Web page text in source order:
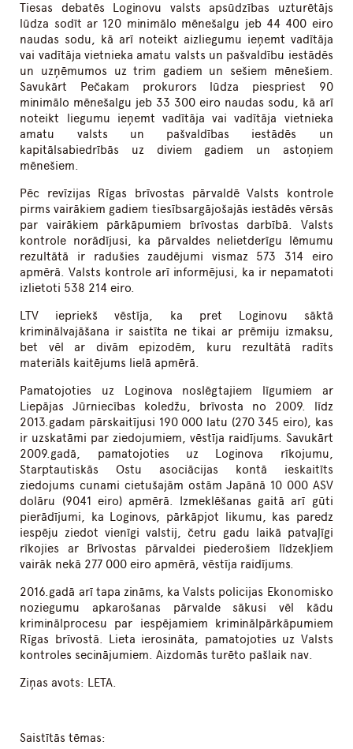
Tiesas debatēs Loginovu valsts apsūdzības uzturētājs
lūdza sodīt ar 120 minimālo mēnešalgu jeb 44 400 eiro
naudas sodu, kā arī noteikt aizliegumu ieņemt vadītāja
vai vadītāja vietnieka amatu valsts un pašvaldību iestādēs
un uzņēmumos uz trim gadiem un sešiem mēnešiem.
Savukārt Pečakam prokurors lūdza piespriest 90
minimālo mēnešalgu jeb 33 300 eiro naudas sodu, kā arī
noteikt liegumu ieņemt vadītāja vai vadītāja vietnieka
amatu valsts un pašvaldības iestādēs un
kapitālsabiedrībās uz diviem gadiem un astoņiem
mēnešiem.
Pēc revīzijas Rīgas brīvostas pārvaldē Valsts kontrole
pirms vairākiem gadiem tiesībsargājošajās iestādēs vērsās
par vairākiem pārkāpumiem brīvostas darbībā. Valsts
kontrole norādījusi, ka pārvaldes nelietderīgu lēmumu
rezultātā ir radušies zaudējumi vismaz 573 314 eiro
apmērā. Valsts kontrole arī informējusi, ka ir nepamatoti
izlietoti 538 214 eiro.
LTV iepriekš vēstīja, ka pret Loginovu sāktā
kriminālvajāšana ir saistīta ne tikai ar prēmiju izmaksu,
bet vēl ar divām epizodēm, kuru rezultātā radīts
materiāls kaitējums lielā apmērā.
Pamatojoties uz Loginova noslēgtajiem līgumiem ar
Liepājas Jūrniecības koledžu, brīvosta no 2009. līdz
2013.gadam pārskaitījusi 190 000 latu (270 345 eiro), kas
ir uzskatāmi par ziedojumiem, vēstīja raidījums. Savukārt
2009.gadā, pamatojoties uz Loginova rīkojumu,
Starptautiskās Ostu asociācijas kontā ieskaitīts
ziedojums cunami cietušajām ostām Japānā 10 000 ASV
dolāru (9041 eiro) apmērā. Izmeklēšanas gaitā arī gūti
pierādījumi, ka Loginovs, pārkāpjot likumu, kas paredz
iespēju ziedot vienīgi valstij, četru gadu laikā patvaļīgi
rīkojies ar Brīvostas pārvaldei piederošiem līdzekļiem
vairāk nekā 277 000 eiro apmērā, vēstīja raidījums.
2016.gadā arī tapa zināms, ka Valsts policijas Ekonomisko
noziegumu apkarošanas pārvalde sākusi vēl kādu
kriminālprocesu par iespējamiem kriminālpārkāpumiem
Rīgas brīvostā. Lieta ierosināta, pamatojoties uz Valsts
kontroles secinājumiem. Aizdomās turēto pašlaik nav.
Ziņas avots: LETA.
Saistītās tēmas: